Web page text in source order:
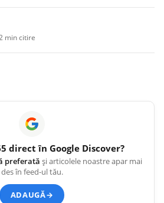
min citire
direct în Google Discover?
preferată și articolele noastre apar mai
des în feed-ul tău.
ADAUGĂ→